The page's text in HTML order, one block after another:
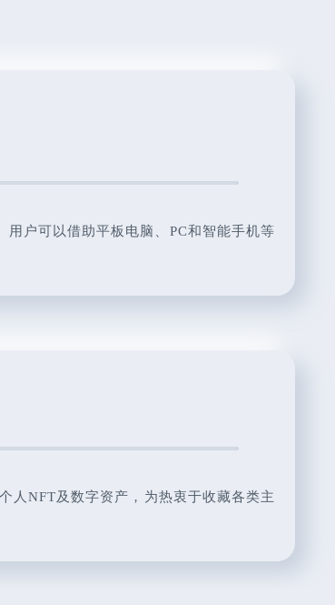
户可以借助平板电脑、PC和智能手机等
人NFT及数字资产，为热衷于收藏各类主